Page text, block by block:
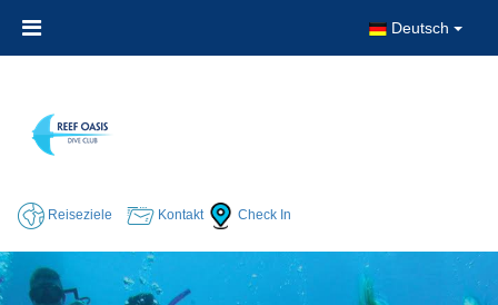
Deutsch
Reiseziele Kontakt Check In